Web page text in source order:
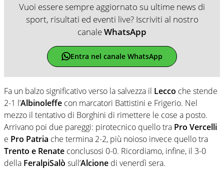
Vuoi essere sempre aggiornato su ultime news di
sport, risultati ed eventi live? Iscriviti al nostro
canaleWhatsApp
Entra nel canale WhatsApp
Fa un balzo significativo verso la salvezza il Lecco che stende
2-1 l’Albinoleffe con marcatori Battistini e Frigerio. Nel
mezzo il tentativo di Borghini di rimettere le cose a posto.
Arrivano poi due pareggi: pirotecnico quello tra Pro Vercelli
e Pro Patria che termina 2-2, più noioso invece quello tra
Trento e Renate conclusosi 0-0. Ricordiamo, infine, il 3-0
della FeralpiSalò sull’Alcione di venerdì sera.